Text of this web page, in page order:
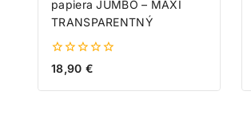
papiera JUMBO – MAXI
TRANSPARENTNÝ
0
z
5
18,90 €